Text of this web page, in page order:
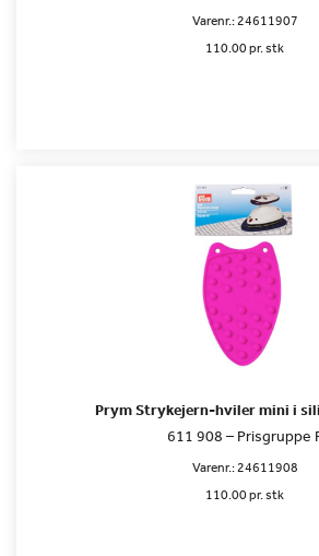
Varenr.:24611907
110.00 pr. stk
Prym Strykejern-hviler mini i
611 908 – Prisgruppe
Varenr.:24611908
110.00 pr. stk